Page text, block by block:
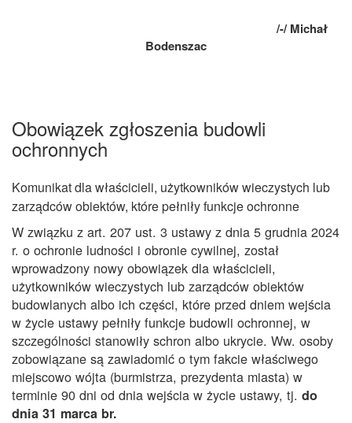
/-/ Michał
Bodenszac
Obowiązek zgłoszenia budowli
ochronnych
Komunikat dla właścicieli, użytkowników wieczystych lub
zarządców obiektów, które pełniły funkcje ochronne
W związku z art. 207 ust. 3 ustawy z dnia 5 grudnia 2024
r. o ochronie ludności i obronie cywilnej, został
wprowadzony nowy obowiązek dla właścicieli,
użytkowników wieczystych lub zarządców obiektów
budowlanych albo ich części, które przed dniem wejścia
w życie ustawy pełniły funkcje budowli ochronnej, w
szczególności stanowiły schron albo ukrycie. Ww. osoby
zobowiązane są zawiadomić o tym fakcie właściwego
miejscowo wójta (burmistrza, prezydenta miasta) w
terminie 90 dni od dnia wejścia w życie ustawy, tj. do
dnia 31 marca br.